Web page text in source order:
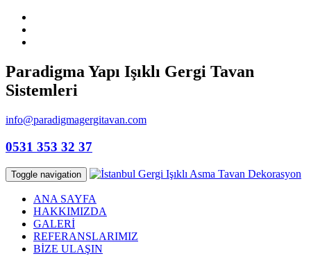
Paradigma Yapı Işıklı Gergi Tavan
Sistemleri
info@paradigmagergitavan.com
0531 353 32 37
Toggle navigation
ANA SAYFA
HAKKIMIZDA
GALERİ
REFERANSLARIMIZ
BİZE ULAŞIN